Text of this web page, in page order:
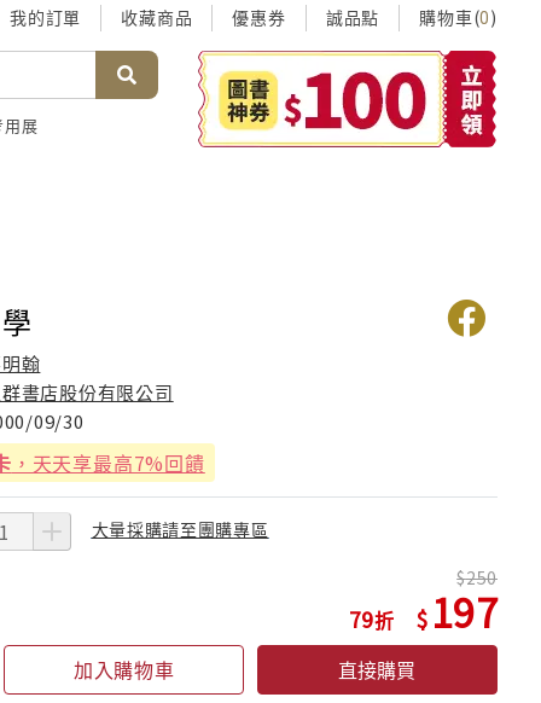
我的訂單 收藏商品 優惠券 誠品點 購物車(0)
用展
翰
書店股份有限公司
09/30
，天天享最高7%回饋
大量採購請至團購專區
79
250
197
加入購物車 直接購買